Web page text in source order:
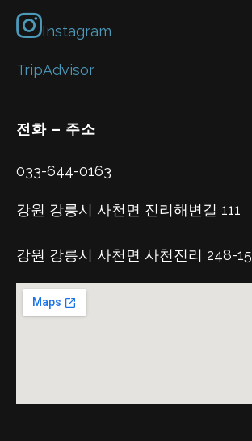
Instagram
TripAdvisor
전화 – 주소
033-644-0163
강원 강릉시 사천면 진리해변길 111
강원 강릉시 사천면 사천진리 248-15